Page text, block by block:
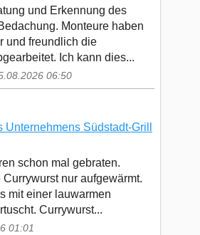
und Erkennung des
Monteure haben
und freundlich die
Ich kann dies...
06:50
Unternehmens Südstadt-Grill
schon mal gebraten.
nur aufgewärmt.
mit einer lauwarmen
Currywurst...
01:01